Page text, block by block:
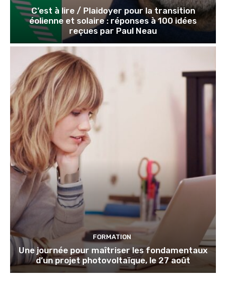
C’est à lire / Plaidoyer pour la transition
éolienne et solaire : réponses à 100 idées
reçues par Paul Neau
FORMATION
Une journée pour maîtriser les fondamentaux
d’un projet photovoltaïque, le 27 août